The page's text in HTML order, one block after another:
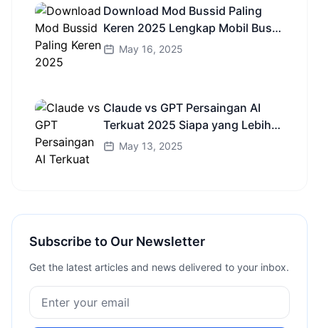
Download Mod Bussid Paling
Keren 2025 Lengkap Mobil Bus
dan Truk HD
May 16, 2025
Claude vs GPT Persaingan AI
Terkuat 2025 Siapa yang Lebih
Cerdas?
May 13, 2025
Subscribe to Our Newsletter
Get the latest articles and news delivered to your inbox.